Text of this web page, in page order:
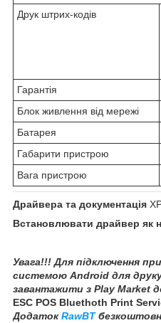
Друк штрих-кодів
Гарантія
Блок живлення від мережі
Батарея
Габарити пристрою
Вага пристрою
Драйвера та документація
Встановлювати драйвер як
Увага!!! Для підключення
системою Android для
завантажити з Play Market
ESC POS Bluethoth Print
ДодатокRawBT